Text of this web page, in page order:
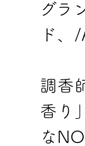
グラ
ド、
調香
香り
な